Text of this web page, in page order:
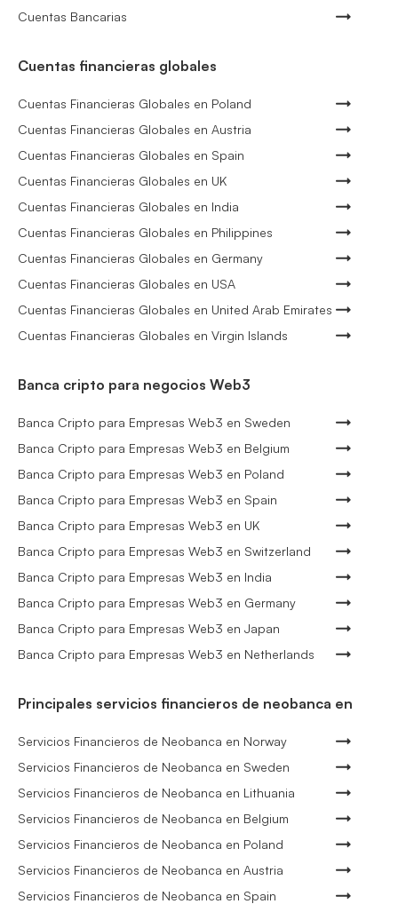
Cuentas Bancarias
Cuentas financieras globales
Cuentas Financieras Globales en Poland
Cuentas Financieras Globales en Austria
Cuentas Financieras Globales en Spain
Cuentas Financieras Globales en UK
Cuentas Financieras Globales en India
Cuentas Financieras Globales en Philippines
Cuentas Financieras Globales en Germany
Cuentas Financieras Globales en USA
Cuentas Financieras Globales en United Arab Emirates
Cuentas Financieras Globales en Virgin Islands
Banca cripto para negocios Web3
Banca Cripto para Empresas Web3 en Sweden
Banca Cripto para Empresas Web3 en Belgium
Banca Cripto para Empresas Web3 en Poland
Banca Cripto para Empresas Web3 en Spain
Banca Cripto para Empresas Web3 en UK
Banca Cripto para Empresas Web3 en Switzerland
Banca Cripto para Empresas Web3 en India
Banca Cripto para Empresas Web3 en Germany
Banca Cripto para Empresas Web3 en Japan
Banca Cripto para Empresas Web3 en Netherlands
Principales servicios financieros de neobanca en
Servicios Financieros de Neobanca en Norway
Servicios Financieros de Neobanca en Sweden
Servicios Financieros de Neobanca en Lithuania
Servicios Financieros de Neobanca en Belgium
Servicios Financieros de Neobanca en Poland
Servicios Financieros de Neobanca en Austria
Servicios Financieros de Neobanca en Spain